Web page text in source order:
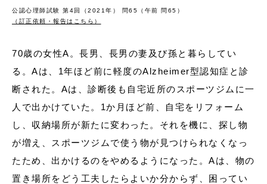
公認心理師試験 第4回（2021年） 問65（午前 問65）
（訂正依頼・報告はこちら）
70歳の女性A。長男、長男の妻及び孫と暮らしてい
る。Aは、1年ほど前に軽度のAlzheimer型認知症と診
断された。Aは、診断後も自宅近所のスポーツジムに一
人で出かけていた。1か月ほど前、自宅をリフォーム
し、収納場所が新たに変わった。それを機に、探し物
が増え、スポーツジムで使う物が見つけられなくなっ
たため、出かけるのをやめるようになった。Aは、物の
置き場所をどう工夫したらよいか分からず、困ってい